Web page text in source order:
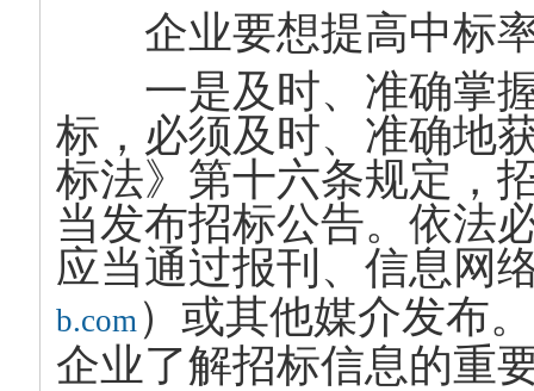
企业要想提高中标率
一是及时、准确掌握
标，必须及时、准确地
标法》第十六条规定，
当发布招标公告。依法
应当通过报刊、信息网
b.com ）或其他媒介发布
企业了解招标信息的